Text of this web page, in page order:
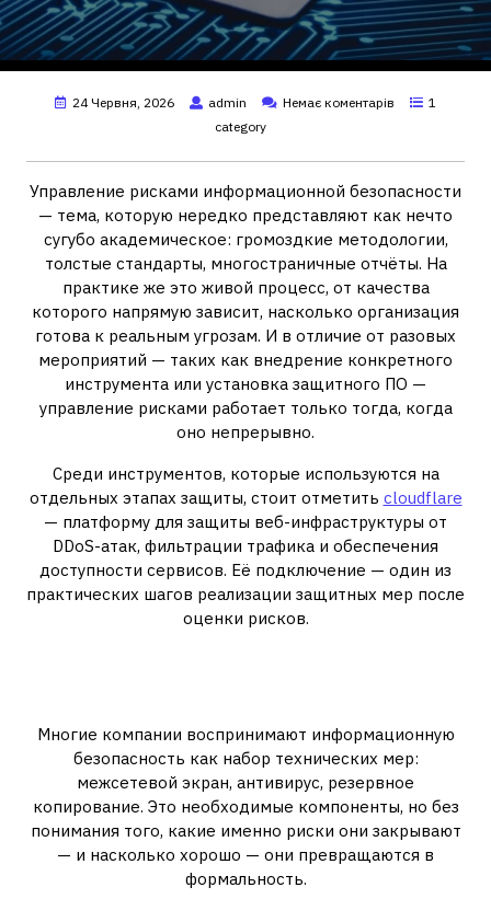
24 Червня, 2026 admin Немає коментарів
1
category
Управление рисками информационной безопасности
— тема, которую нередко представляют как нечто
сугубо академическое: громоздкие методологии,
толстые стандарты, многостраничные отчёты. На
практике же это живой процесс, от качества
которого напрямую зависит, насколько организация
готова к реальным угрозам. И в отличие от разовых
мероприятий — таких как внедрение конкретного
инструмента или установка защитного ПО —
управление рисками работает только тогда, когда
оно непрерывно.
Среди инструментов, которые используются на
отдельных этапах защиты, стоит отметить cloudflare
— платформу для защиты веб-инфраструктуры от
DDoS-атак, фильтрации трафика и обеспечения
доступности сервисов. Её подключение — один из
практических шагов реализации защитных мер после
оценки рисков.
Многие компании воспринимают информационную
безопасность как набор технических мер:
межсетевой экран, антивирус, резервное
копирование. Это необходимые компоненты, но без
понимания того, какие именно риски они закрывают
— и насколько хорошо — они превращаются в
формальность.